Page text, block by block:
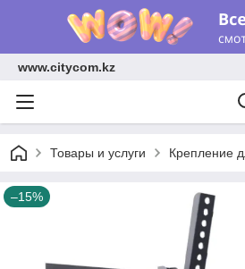
www.citycom.kz
Товары и услуги Крепление
–15%